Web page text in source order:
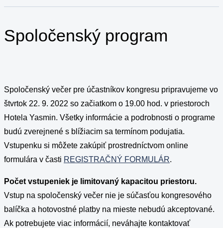
Spoločenský program
Spoločenský večer pre účastníkov kongresu pripravujeme vo
štvrtok 22. 9. 2022 so začiatkom o 19.00 hod. v priestoroch
Hotela Yasmin. Všetky informácie a podrobnosti o programe
budú zverejnené s blížiacim sa termínom podujatia.
Vstupenku si môžete zakúpiť prostredníctvom online
formulára v časti REGISTRAČNÝ FORMULÁR.
Počet vstupeniek je limitovaný kapacitou priestoru.
Vstup na spoločenský večer nie je súčasťou kongresového
balíčka a hotovostné platby na mieste nebudú akceptované.
Ak potrebujete viac informácií, neváhajte kontaktovať